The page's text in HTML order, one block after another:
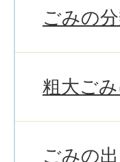
ごみの
粗大ご
ごみの